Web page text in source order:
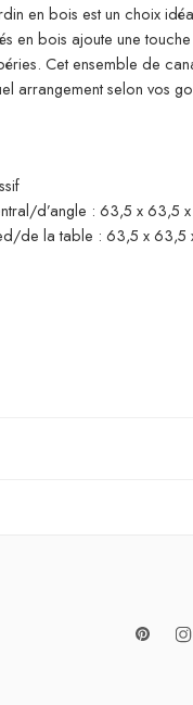
en bois est un choix
en bois ajoute une
Cet ensemble de
arrangement selon vos
d’angle : 63,5 x 63,5
de la table : 63,5 x 63,5